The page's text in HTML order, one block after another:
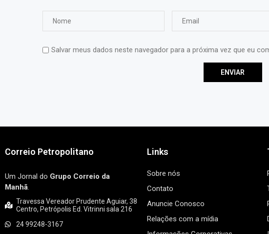
Salvar meus dados neste navegador para a próxima vez que eu
Correio Petropolitano
Um Jornal do Grupo Correio da
Manhã.
Travessa Vereador Prudente Aguiar, 38
Centro, Petrópolis Ed. Vitrinni sala 216
24 99248-3167
Links
Sobre nós
Contato
Anuncie Conosco
Relações com a mídia